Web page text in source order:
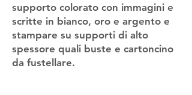
supporto colorato con immagini e
scritte in bianco, oro e argento e
stampare su supporti di alto
spessore quali buste e cartoncino
da fustellare.